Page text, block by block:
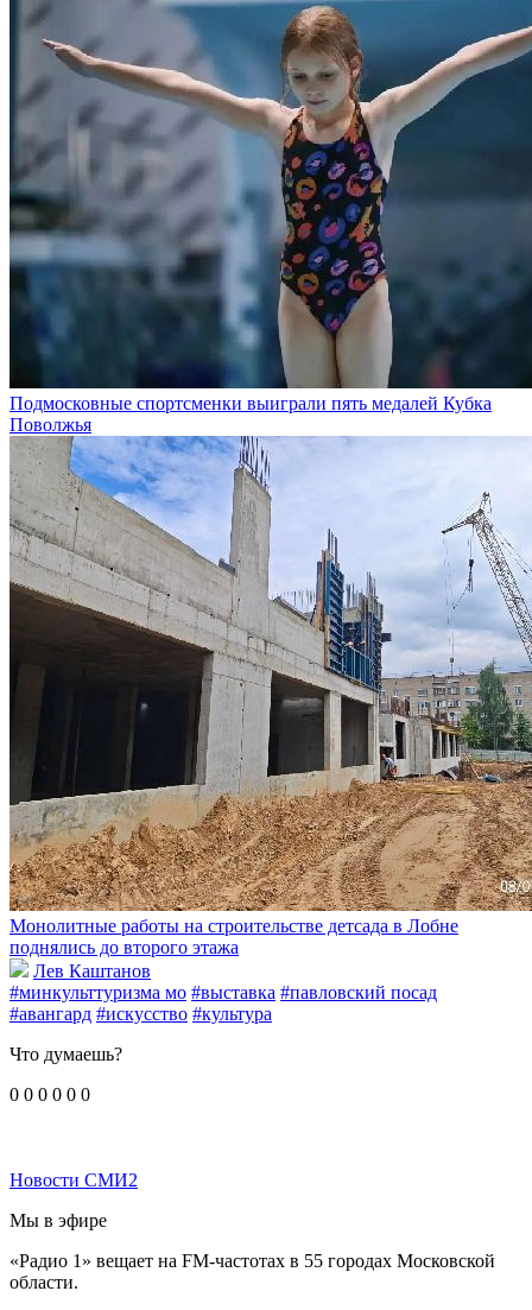
Подмосковные спортсменки выиграли пять медалей Кубка
Поволжья
Монолитные работы на строительстве детсада в Лобне
поднялись до второго этажа
Лев Каштанов
#минкульттуризма мо #выставка #павловский посад
#авангард #искусство #культура
Что думаешь?
0 0 0 0 0 0
Новости СМИ2
Мы в эфире
«Радио 1» вещает на FM-частотах в 55 городах Московской
области.